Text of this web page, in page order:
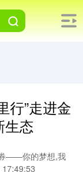
行”走进金
生态
——你的梦想,我